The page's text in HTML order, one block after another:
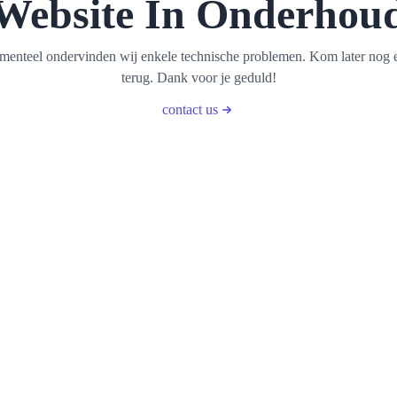
In
ondervinden wij enkele technische problemen. Kom later nog
terug. Dank voor je geduld!
contact us